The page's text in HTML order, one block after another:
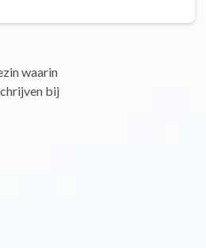
waarin
bij